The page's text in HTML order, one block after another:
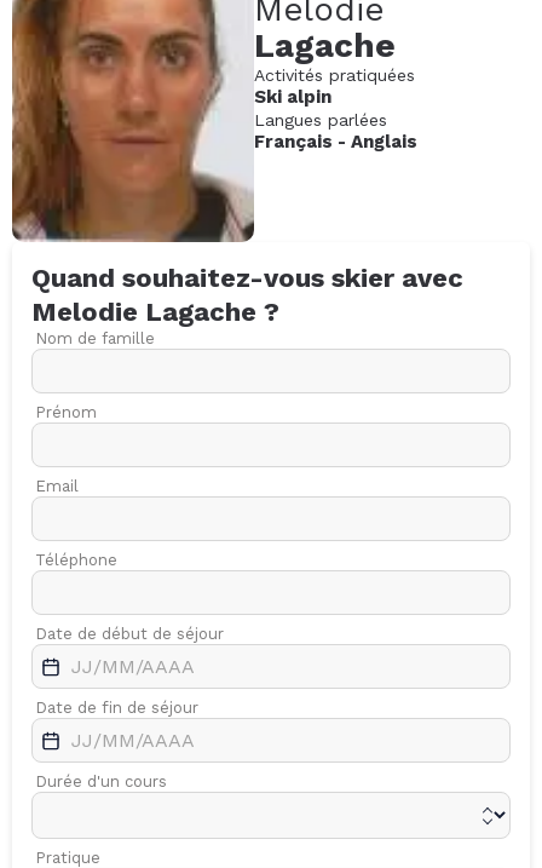
Melodie
Lagache
Activités pratiquées
Ski alpin
Langues parlées
Français - Anglais
Quand souhaitez-vous skier avec
Melodie Lagache ?
Nom de famille
Prénom
Email
Téléphone
Date de début de séjour
Date de fin de séjour
Durée d'un cours
Pratique